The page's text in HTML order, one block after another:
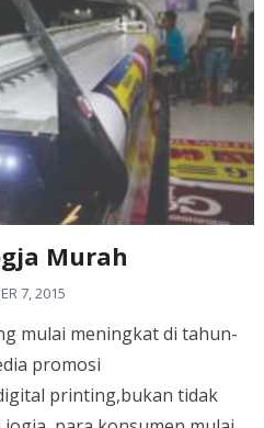
Murah
7, 2015
mulai meningkat di tahun-
promosi
printing,bukan tidak